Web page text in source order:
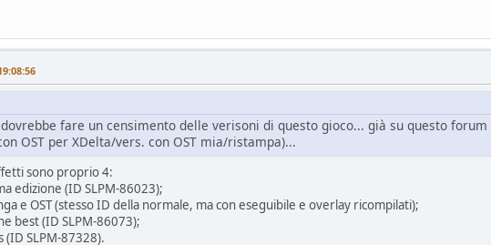
fare un censimento delle verisoni di questo gioco... già su questo
OST per XDelta/vers. con OST mia/ristampa)...
sono proprio 4:
edizione (ID SLPM-86023);
e OST (stesso ID della normale, ma con eseguibile e overlay ricompilati);
best (ID SLPM-86073);
(ID SLPM-87328).